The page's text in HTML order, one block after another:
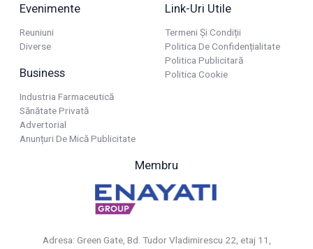
Evenimente
Reuniuni
Diverse
Business
Industria Farmaceutică
Sănătate Privată
Advertorial
Anunțuri De Mică Publicitate
Link-Uri Utile
Termeni Și Condiții
Politica De Confidențialitate
Politica Publicitară
Politica Cookie
Membru
Adresa: Green Gate, Bd. Tudor Vladimirescu 22, etaj 11,